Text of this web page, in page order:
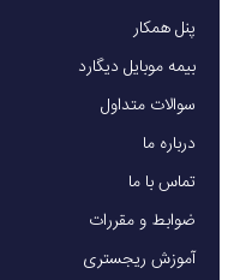
پنل همکار
بیمه موبایل دیگارد
سوالات متداول
درباره ما
تماس با ما
ضوابط و مقررات
آموزش ریجستری